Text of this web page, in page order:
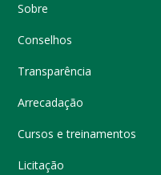
Sobre
Conselhos
Transparência
Arrecadação
Cursos e treinamentos
Licitação